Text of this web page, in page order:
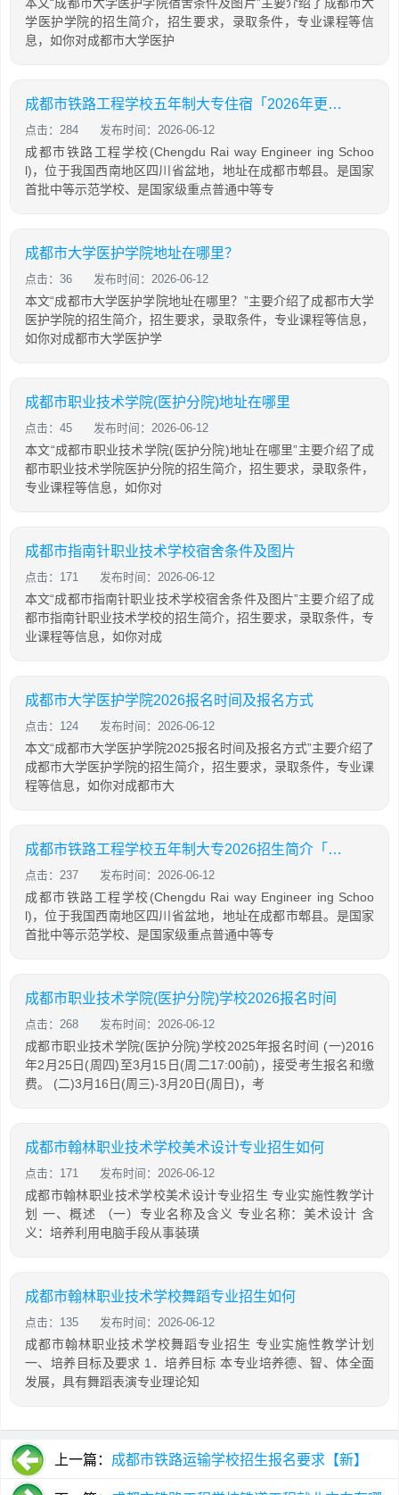
学医护学院的招生简介，招生要求，录取条件，专业课程等信
息，如你对成都市大学医护
成都市铁路工程学校五年制大专住宿「2026年更新」
点击：284 发布时间：2026-06-12
成都市铁路工程学校(Chengdu Rai way Engineer ing Schoo
l)，位于我国西南地区四川省盆地，地址在成都市郫县。是国家
首批中等示范学校、是国家级重点普通中等专
成都市大学医护学院地址在哪里？
点击：36 发布时间：2026-06-12
本文“成都市大学医护学院地址在哪里？”主要介绍了成都市大学
医护学院的招生简介，招生要求，录取条件，专业课程等信息，
如你对成都市大学医护学
成都市职业技术学院(医护分院)地址在哪里
点击：45 发布时间：2026-06-12
本文“成都市职业技术学院(医护分院)地址在哪里”主要介绍了成
都市职业技术学院医护分院的招生简介，招生要求，录取条件，
专业课程等信息，如你对
成都市指南针职业技术学校宿舍条件及图片
点击：171 发布时间：2026-06-12
本文“成都市指南针职业技术学校宿舍条件及图片”主要介绍了成
都市指南针职业技术学校的招生简介，招生要求，录取条件，专
业课程等信息，如你对成
成都市大学医护学院2026报名时间及报名方式
点击：124 发布时间：2026-06-12
本文“成都市大学医护学院2025报名时间及报名方式”主要介绍了
成都市大学医护学院的招生简介，招生要求，录取条件，专业课
程等信息，如你对成都市大
成都市铁路工程学校五年制大专2026招生简介「2026年更新」
点击：237 发布时间：2026-06-12
成都市铁路工程学校(Chengdu Rai way Engineer ing Schoo
l)，位于我国西南地区四川省盆地，地址在成都市郫县。是国家
首批中等示范学校、是国家级重点普通中等专
成都市职业技术学院(医护分院)学校2026报名时间
点击：268 发布时间：2026-06-12
成都市职业技术学院(医护分院)学校2025年报名时间 (一)2016
年2月25日(周四)至3月15日(周二17:00前)，接受考生报名和缴
费。 (二)3月16日(周三)-3月20日(周日)，考
成都市翰林职业技术学校美术设计专业招生如何
点击：171 发布时间：2026-06-12
成都市翰林职业技术学校美术设计专业招生 专业实施性教学计
划 一、概述 （一）专业名称及含义 专业名称：美术设计 含
义：培养利用电脑手段从事装璜
成都市翰林职业技术学校舞蹈专业招生如何
点击：135 发布时间：2026-06-12
成都市翰林职业技术学校舞蹈专业招生 专业实施性教学计划
一、培养目标及要求 1．培养目标 本专业培养德、智、体全面
发展，具有舞蹈表演专业理论知
上一篇： 成都市铁路运输学校招生报名要求【新】